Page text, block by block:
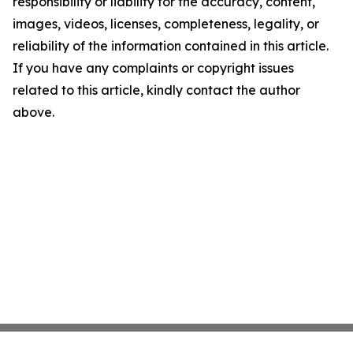
images, videos, licenses, completeness, legality, or
reliability of the information contained in this article.
If you have any complaints or copyright issues
related to this article, kindly contact the author
above.